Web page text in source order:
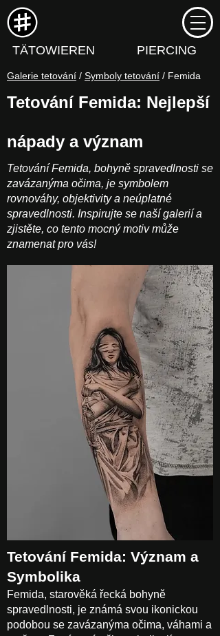
TÄTOWIEREN PIERCING
Galerie tetování / Symboly tetování / Femida
Tetování Femida: Nejlepší
nápady a význam
Tetování Femida, bohyně spravedlnosti se
zavázanýma očima, je symbolem
rovnováhy, objektivity a neúplatné
spravedlnosti. Inspirujte se naší galerií a
zjistěte, co tento mocný motiv může
znamenat pro vás!
Tetování Femida: Význam a
Symbolika
Femida, starověká řecká bohyně
spravedlnosti, je známá svou ikonickou
podobou se zavázanýma očima, váhami a